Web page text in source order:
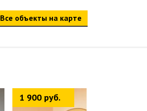
Все объекты на карте
1 900 руб.